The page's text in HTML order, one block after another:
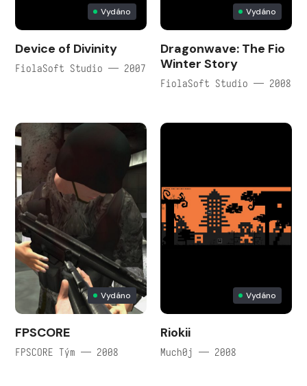
Vydáno
Device of Divinity
FiolaSoft Studio — 2007
Vydáno
Dragonwave: The Fio
Winter Story
FiolaSoft Studio — 2008
Vydáno
FPSCORE
FPSCORE Tým — 2008
Vydáno
Riokii
Much0j — 2008